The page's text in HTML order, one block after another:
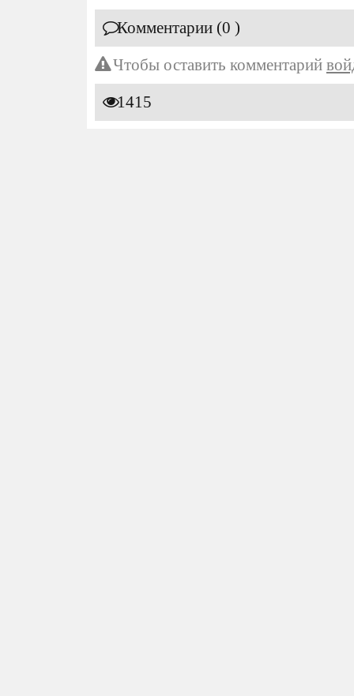
Комментарии (0 )
Чтобы оставить комментарий
1415